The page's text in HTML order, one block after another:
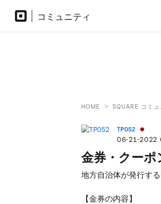
コミュニティ
HOME > SQUARE コミュ
TP052
‎06-21-2022
金券・クー
地方自治体が発行す
【金券の内容】